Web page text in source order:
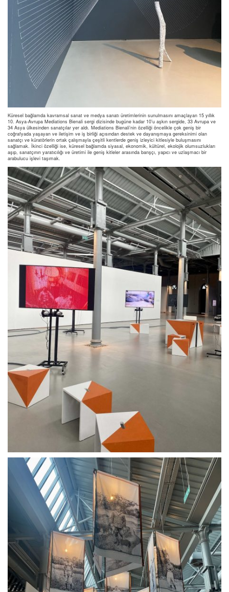
Küresel bağlamda kavramsal sanat ve medya sanatı üretimlerinin sunulmasını amaçlayan 15 yıllık
10. Asya-Avrupa Mediations Bienali sergi dizisinde bugüne kadar 10’u aşkın sergide, 33 Avrupa ve
34 Asya ülkesinden sanatçılar yer aldı. Mediations Bienali’nin özelliği öncelikle çok geniş bir
coğrafyada yaşayan ve iletişim ve iş birliği açısından destek ve dayanışmaya gereksinimi olan
sanatçı ve küratörlerin ortak çalışmayla çeşitli kentlerde geniş izleyici kitlesiyle buluşmasını
sağlamak. İkinci özelliği ise, küresel bağlamda siyasal, ekonomik, kültürel, ekolojik olumsuzlukları
aşıp, sanatçının yaratıcılığı ve üretimi ile geniş kitleler arasında barışçı, yapıcı ve uzlaşmacı bir
arabulucu işlevi taşımak.